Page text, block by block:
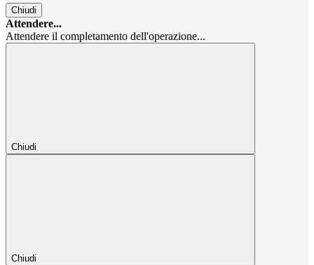
Chiudi
Attendere...
Attendere il completamento dell'operazione...
Chiudi
Chiudi